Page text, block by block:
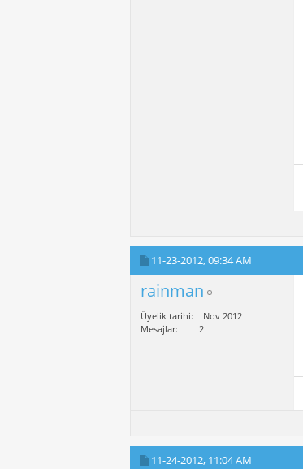
11-23-2012,09:34 AM
rainman
Üyelik tarihi
Nov 2012
Mesajlar
2
11-24-2012, 11:04 AM